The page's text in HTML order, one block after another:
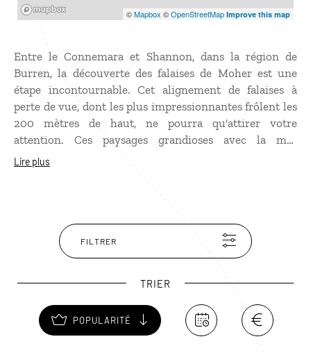
©Mapbox ©OpenStreetMap Improve this map
Entre le Connemara et Shannon, dans la région de
Burren, la découverte des falaises de Moher est une
étape incontournable. Cet alignement de falaises à
perte de vue, dont les plus impressionnantes frôlent les
200 mètres de haut, ne pourra qu'attirer votre
attention. Ces paysages grandioses avec la mer
fouettant le schiste et le calcaire des falaises a inspiré
Ces falaises n'attirent d'ailleurs pas que les voyageurs :
une multitude d'oiseaux viennent y faire leur nid ce qui
ajoute encore de la majesté au décor.
Lire plus
FILTRER
TRIER
POPULARITÉ